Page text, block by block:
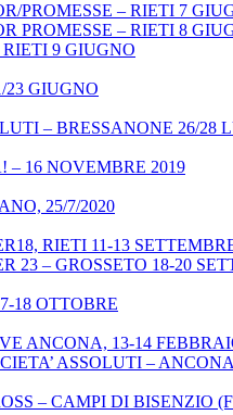
PROMESSE – RIETI 7
PROMESSE – RIETI 8
9 GIUGNO
23 GIUGNO
– BRESSANONE 26/28
– 16 NOVEMBRE 2019
25/7/2020
RIETI 11-13
– GROSSETO 18-20
18 OTTOBRE
ANCONA, 13-14
ASSOLUTI – ANCONA
– CAMPI DI BISENZIO